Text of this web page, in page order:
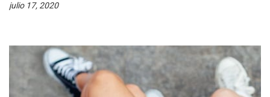
julio 17, 2020